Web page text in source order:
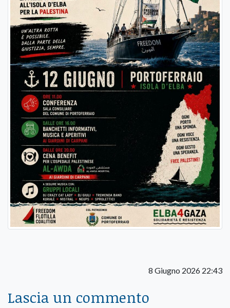
8 Giugno 2026 22:43
Lascia un commento